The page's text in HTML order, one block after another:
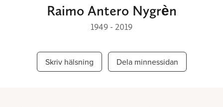
Raimo Antero Nygrèn
1949 - 2019
Skriv hälsning Dela minnessidan